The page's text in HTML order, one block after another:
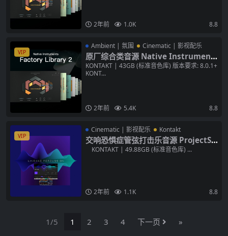
2年前 1.0K 8.8
VIP
Ambient | 氛围 Cinematic | 影视配乐
原厂综合类音源 Native Instrument
s Factory Library 2 v1.4.0 KONTAK
T 43GB音色库
KONTAKT | 43GB (标准音色库) 版本要求: 8.0.1+
KONT...
2年前 5.4K 8.8
VIP
Cinematic | 影视配乐 Kontakt
交响恐惧症管弦打击乐音源 ProjectSA
M Lineage Percussion v1.2 KONTA
KONTAKT | 49.88GB (标准音色库) ...
2年前 1.1K 8.8
1/5 1 2 3 4 下一页 »